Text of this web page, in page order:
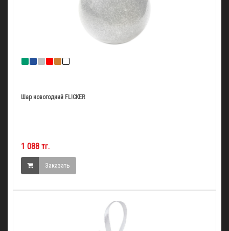
Шар новогодний FLICKER
1 088 тг.
Заказать